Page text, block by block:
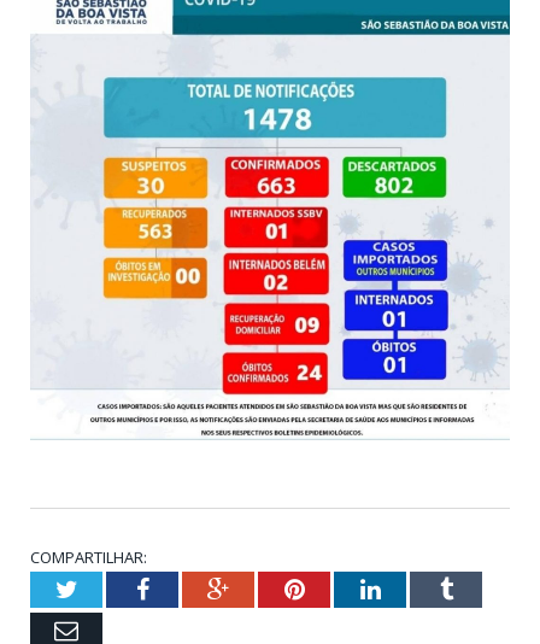
COMPARTILHAR:
TwitterFacebookGoogle+PinterestLinkedInTumblr
Email